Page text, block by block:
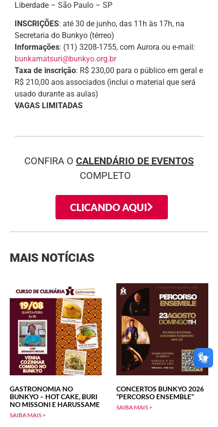
Liberdade – São Paulo – SP
INSCRIÇÕES: até 30 de junho, das 11h às 17h, na
Secretaria do Bunkyo (térreo)
Informações: (11) 3208-1755, com Aurora ou e-mail:
bunkamatsuri@bunkyo.org.br
Taxa de inscrição: R$ 230,00 para o público em geral e
R$ 210,00 aos associados (inclui o material que será
usado durante as aulas)
VAGAS LIMITADAS
CONFIRA O CALENDÁRIO DE EVENTOS
COMPLETO
CLICANDO AQUI
MAIS NOTÍCIAS
GASTRONOMIA NO
BUNKYO – HOT CAKE, BURI
NO MISSONI E HARUSSAME
SAIBA MAIS >
CONCERTOS BUNKYO 2026
“PERCORSO ENSEMBLE”
SAIBA MAIS >